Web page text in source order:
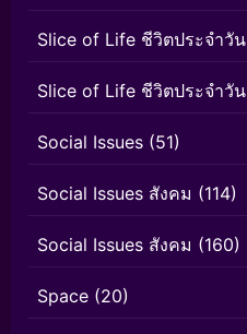
Slice of Life ชีวิตประจำวัน
Slice of Life ชีวิตประจำวัน
Social Issues (51)
Social Issues สังคม (114)
Social Issues สังคม (160)
Space (20)